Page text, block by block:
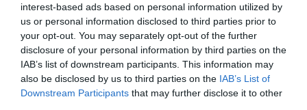
interest-based ads based on personal information utilized by
us or personal information disclosed to third parties prior to
your opt-out. You may separately opt-out of the further
disclosure of your personal information by third parties on the
IAB’s list of downstream participants. This information may
also be disclosed by us to third parties on the IAB’s List of
Downstream Participants that may further disclose it to other
plataformes com Booking o TripAdvisor van
detectar i ja intermedien un 75-80% de les
reserves d’hotels”, apunta Roca. Ara hi ha molts
objectes que generen dades, com semàfors,
polseres intel·ligents o sensors. Un fet que ha
convertit la dada en un bé estratègic. Tant que